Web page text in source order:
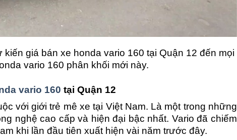
giá bán xe honda vario 160 tại Quận 12 đến mọi
vario 160 phân khối mới này.
vario 160 tại Quận 12
với giới trẻ mê xe tại Việt Nam. Là một trong những
nghệ cao cấp và hiện đại bậc nhất. Vario đã chiếm
khi lần đầu tiên xuất hiện vài năm trước đây.